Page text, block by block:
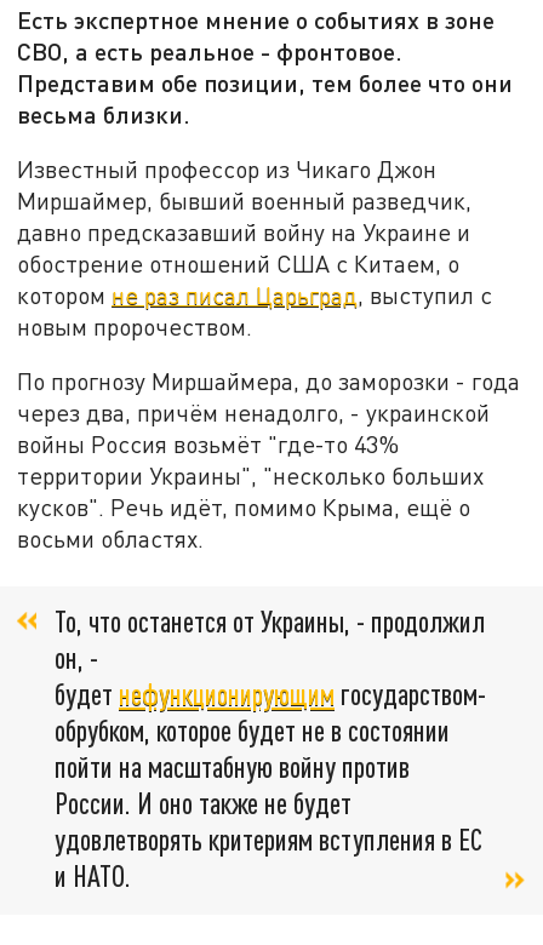
Есть экспертное мнение о событиях в зоне
СВО, а есть реальное - фронтовое.
Представим обе позиции, тем более что они
весьма близки.
Известный профессор из Чикаго Джон
Миршаймер, бывший военный разведчик,
давно предсказавший войну на Украине и
обострение отношений США с Китаем, о
котором не раз писал Царьград, выступил с
новым пророчеством.
По прогнозу Миршаймера, до заморозки - года
через два, причём ненадолго, - украинской
войны Россия возьмёт "где-то 43%
территории Украины", "несколько больших
кусков". Речь идёт, помимо Крыма, ещё о
восьми областях.
То, что останется от Украины, - продолжил
он, -
будет нефункционирующим государством-
обрубком, которое будет не в состоянии
пойти на масштабную войну против
России. И оно также не будет
удовлетворять критериям вступления в ЕС
и НАТО.